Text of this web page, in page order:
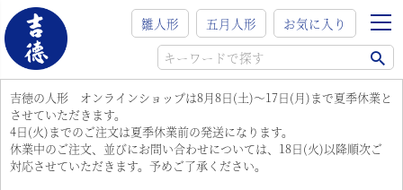
雛人形 五月人形 お気に入り
吉徳の人形 オンラインショップは8月8日(土)～17日(月)まで夏季休業と
させていただきます。
4日(火)までのご注文は夏季休業前の発送になります。
休業中のご注文、並びにお問い合わせについては、18日(火)以降順次ご
対応させていただきます。予めご了承ください。